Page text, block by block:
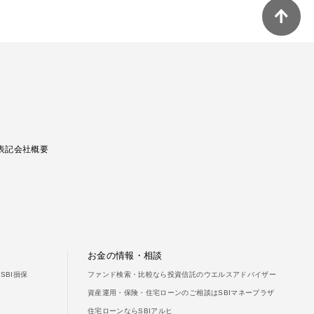
記会社概要
損保
お金の情報・相談
ファンド検索・比較なら投資信託のウエルスアドバイザー
資産運用・保険・住宅ローンのご相談はSBIマネープラザ
住宅ローンならSBIアルヒ